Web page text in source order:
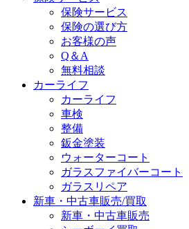
保険サービス
保険の選び方
お客様の声
Q＆A
無料相談
カーライフ
カーライフ
車検
整備
鈑金塗装
ウォーターコート
ガラスファイバーコート
ガラスリペア
新車・中古車販売/買取
新車・中古車販売